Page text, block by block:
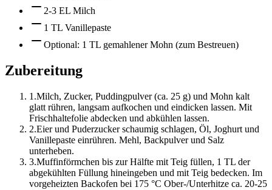
2-3 EL Milch
1 TL Vanillepaste
Optional: 1 TL gemahlener Mohn (zum Bestreuen)
Zubereitung
1 .Milch, Zucker, Puddingpulver (ca. 25 g) und Mohn kalt
glatt rühren, langsam aufkochen und eindicken lassen. Mit
Frischhaltefolie abdecken und abkühlen lassen.
2.Eier und Puderzucker schaumig schlagen, Öl, Joghurt und
Vanillepaste einrühren. Mehl, Backpulver und Salz
unterheben.
3.Muffinförmchen bis zur Hälfte mit Teig füllen, 1 TL der
abgekühlten Füllung hineingeben und mit Teig bedecken. Im
vorgeheizten Backofen bei 175 °C Ober-/Unterhitze ca. 20-25